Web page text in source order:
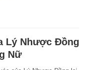
Lý Nhược Đồng
Nữ